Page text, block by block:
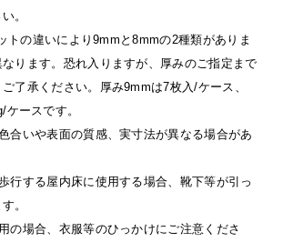
。
トの違いにより9mmと8mmの2種類がありま
ります。恐れ入りますが、厚みのご指定まで
了承ください。厚み9mmは7枚入/ケース、
ースです。
合いや表面の質感、実寸法が異なる場合があ
行する屋内床に使用する場合、靴下等が引っ
。
の場合、衣服等のひっかけにご注意くださ